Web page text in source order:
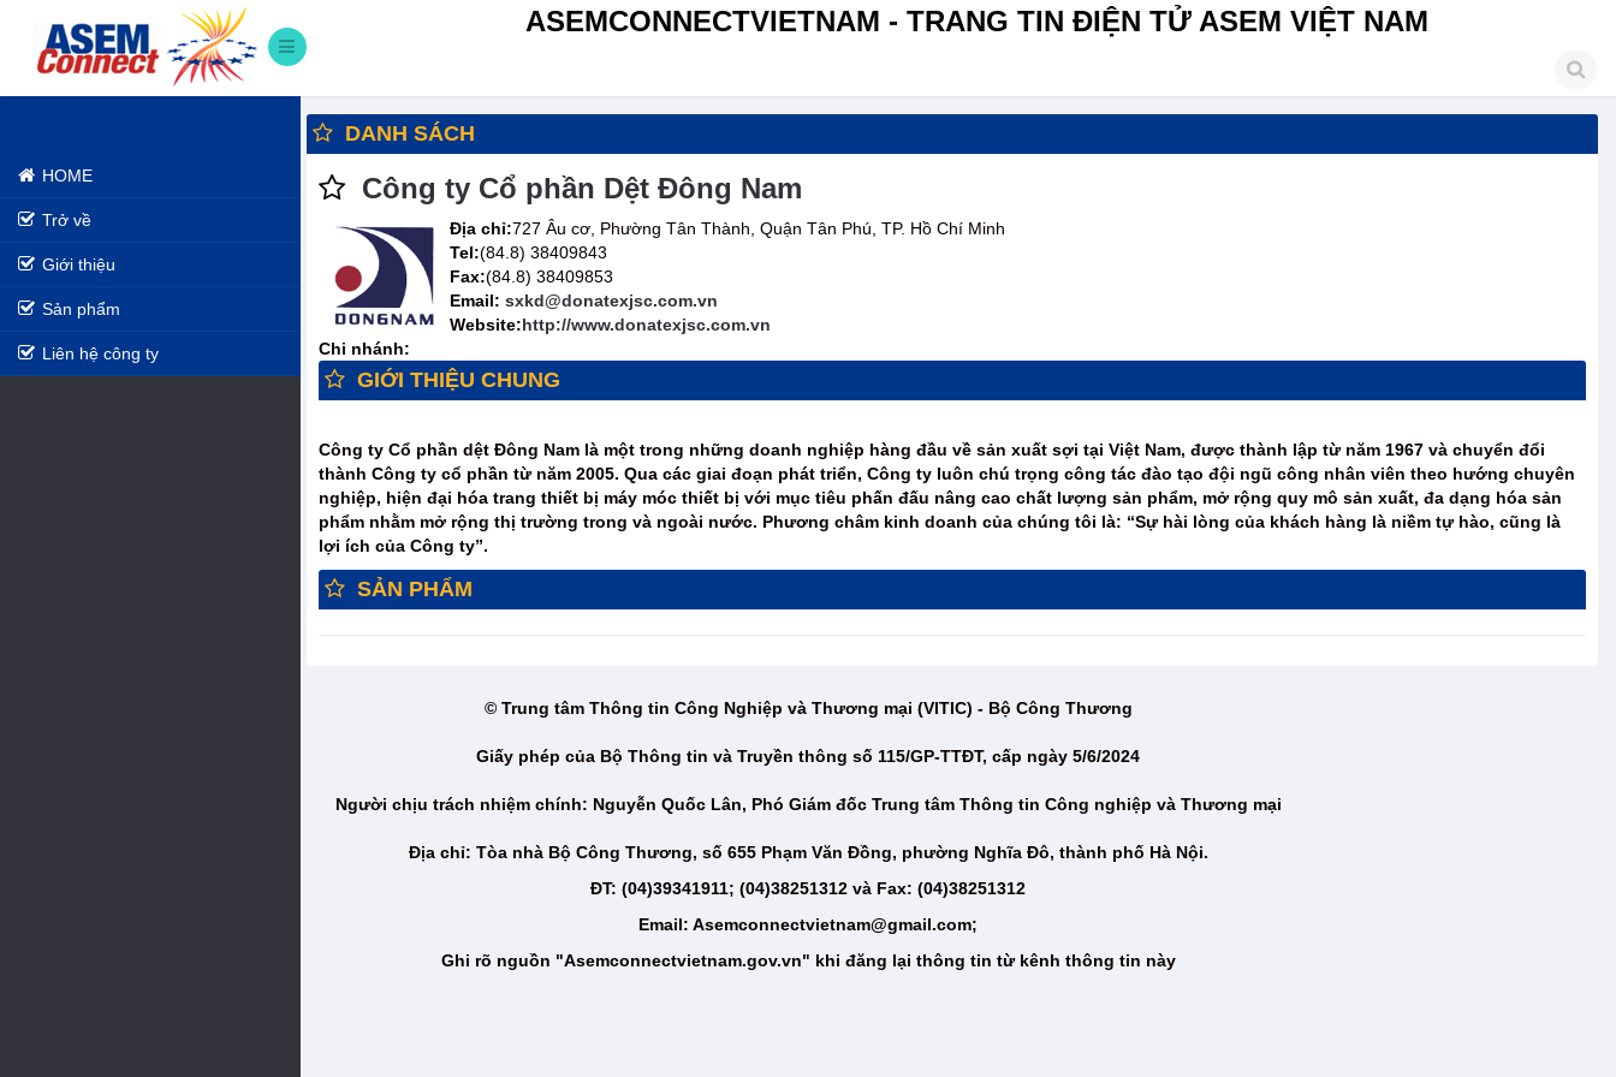
ASEMCONNECTVIETNAM - TRANG TIN ĐIỆN TỬ ASEM VIỆT NAM
HOME
Trở về
Giới thiệu
Sản phẩm
Liên hệ công ty
DANH SÁCH
Công ty Cổ phần Dệt Đông Nam
Địa chỉ:727 Âu cơ, Phường Tân Thành, Quận Tân Phú, TP. Hồ Chí Minh
Tel:(84.8) 38409843
Fax:(84.8) 38409853
Email: sxkd@donatexjsc.com.vn
Website:http://www.donatexjsc.com.vn
Chi nhánh:
GIỚI THIỆU CHUNG
Công ty Cổ phần dệt Đông Nam là một trong những doanh nghiệp hàng đầu về sản xuất sợi tại Việt Nam, được thành lập từ năm 1967 và chuyển đổi
thành Công ty cổ phần từ năm 2005. Qua các giai đoạn phát triển, Công ty luôn chú trọng công tác đào tạo đội ngũ công nhân viên theo hướng chuyên
nghiệp, hiện đại hóa trang thiết bị máy móc thiết bị với mục tiêu phấn đấu nâng cao chất lượng sản phẩm, mở rộng quy mô sản xuất, đa dạng hóa sản
phẩm nhằm mở rộng thị trường trong và ngoài nước. Phương châm kinh doanh của chúng tôi là: “Sự hài lòng của khách hàng là niềm tự hào, cũng là
lợi ích của Công ty”.
SẢN PHẨM
© Trung tâm Thông tin Công Nghiệp và Thương mại (VITIC) - Bộ Công Thương
Giấy phép của Bộ Thông tin và Truyền thông số 115/GP-TTĐT, cấp ngày 5/6/2024
Người chịu trách nhiệm chính: Nguyễn Quốc Lân, Phó Giám đốc Trung tâm Thông tin Công nghiệp và Thương mại
Địa chỉ: Tòa nhà Bộ Công Thương, số 655 Phạm Văn Đồng, phường Nghĩa Đô, thành phố Hà Nội.
ĐT: (04)39341911; (04)38251312 và Fax: (04)38251312
Email: Asemconnectvietnam@gmail.com;
Ghi rõ nguồn "Asemconnectvietnam.gov.vn" khi đăng lại thông tin từ kênh thông tin này